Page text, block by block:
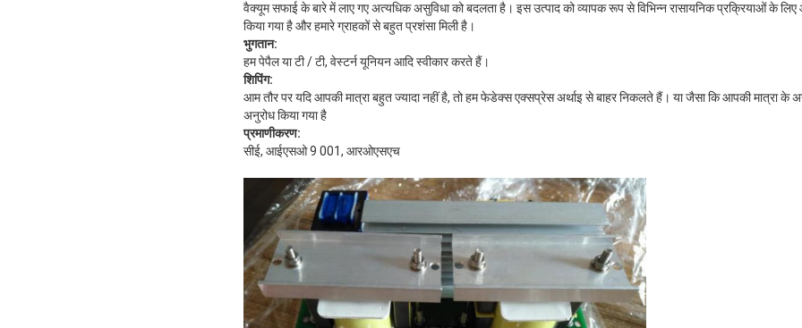
वैक्यूम सफाई के बारे में लाए गए अत्यधिक असुविधा को बदलता है। इस उत्पाद को व्यापक रूप से विभिन्न रासायनिक प्रक्रियाओं के
किया गया है और हमारे ग्राहकों से बहुत प्रशंसा मिली है।
भुगतान:
हम पेपैल या टी / टी, वेस्टर्न यूनियन आदि स्वीकार करते हैं।
शिपिंग:
आम तौर पर यदि आपकी मात्रा बहुत ज्यादा नहीं है, तो हम फेडेक्स एक्सप्रेस अर्थाइ से बाहर निकलते हैं। या जैसा कि आपकी मात्रा के
अनुरोध किया गया है
प्रमाणीकरण:
सीई, आईएसओ 9 001, आरओएसएच